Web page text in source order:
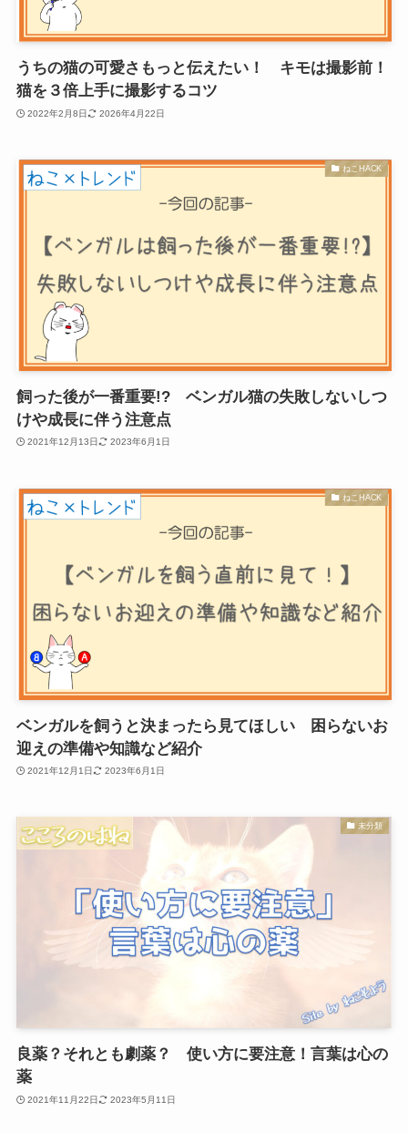
うちの猫の可愛さもっと伝えたい！ キモは撮影前！
猫を３倍上手に撮影するコツ
2022年2月8日 2026年4月22日
ねこHACK
飼った後が一番重要!? ベンガル猫の失敗しないしつ
けや成長に伴う注意点
2021年12月13日 2023年6月1日
ねこHACK
ベンガルを飼うと決まったら見てほしい 困らないお
迎えの準備や知識など紹介
2021年12月1日 2023年6月1日
未分類
良薬？それとも劇薬？ 使い方に要注意！言葉は心の
薬
2021年11月22日 2023年5月11日